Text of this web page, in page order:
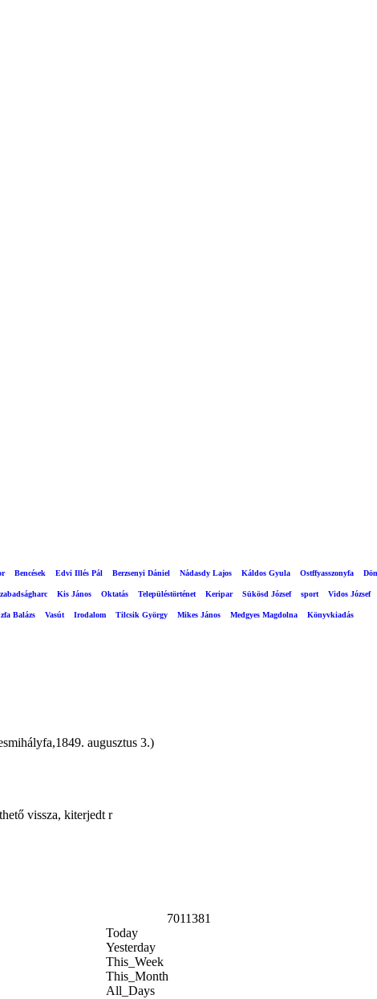
Bencések Edvi Illés Pál Berzsenyi Dániel Nádasdy Lajos Káldos Gyula Ostffyasszonyfa
Kis János Oktatás Településtörténet Keripar Sükösd József sport Vidos József
Balázs Vasút Irodalom Tilcsik György Mikes János Medgyes Magdolna Könyvkiadás
augusztus 3.)
vissza, kiterjedt r
7011381
Today
Yesterday
This_Week
This_Month
All_Days